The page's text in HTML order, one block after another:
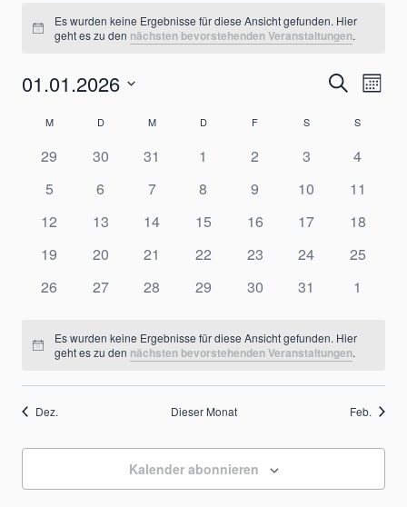
Veranstaltungen
Hinweis
Es wurden keine Ergebnisse für diese Ansicht gefunden. Hier
geht es zu den nächsten bevorstehenden Veranstaltungen.
Suche
und
Suche
Monat
01.01.2026
Kalender
von
Veranstaltungen
M DDIENSTAG
M MITTWOCH
DDONNERSTAG
F SSAMSTAGS
0
29
0
30
0
31
0
1
0
2
0
3
0
4
0
5
0
6
0
7
0
8
0
9
0
10
0
11
0
12
0
13
0
14
0
15
0
16
0
17
0
18
0
19
0
20
0
21
0
22
0
23
0
24
0
25
0
26
0
27
0
28
0
29
0
30
0
31
0
1
Hinweis
Es wurden keine Ergebnisse für diese Ansicht gefunden. Hier
geht es zu den nächsten bevorstehenden Veranstaltungen.
Dez. Dieser Monat Feb.
Kalender abonnieren